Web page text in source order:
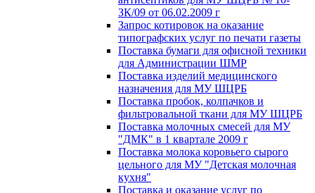
ЗК/09 от 06.02.2009 г
Запрос котировок на оказание
типографских услуг по печати газеты
Поставка бумаги для офисной техники
для Администрации ШМР
Поставка изделий медицинского
назначения для МУ ШЦРБ
Поставка пробок, колпачков и
фильтровальной ткани для МУ ШЦРБ
Поставка молочных смесей для МУ
"ДМК" в 1 квартале 2009 г
Поставка молока коровьего сырого
цельного для МУ "Детская молочная
кухня"
Поставка и оказание услуг по